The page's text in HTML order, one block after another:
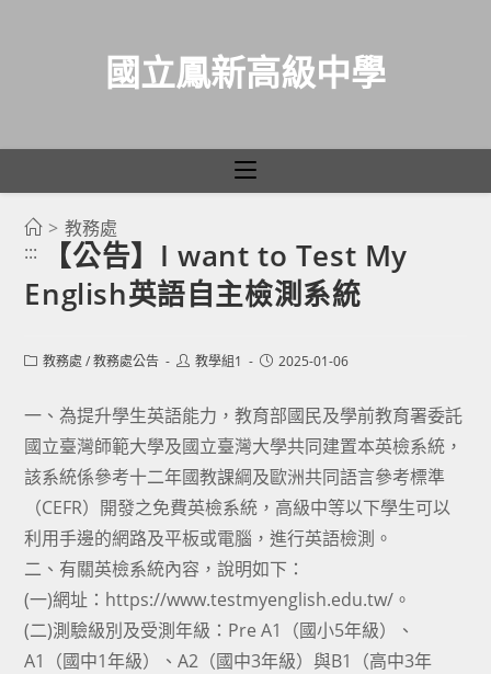
國立鳳新高級中學
> 教務處
:::
【公告】I want to Test My
English英語自主檢測系統
Post教務處 / 教務處公告
Post教學組1
Post2025-01-06
一、為提升學生英語能力，教育部國民及學前教育署委託
國立臺灣師範大學及國立臺灣大學共同建置本英檢系統，
該系統係參考十二年國教課綱及歐洲共同語言參考標準
（CEFR）開發之免費英檢系統，高級中等以下學生可以
利用手邊的網路及平板或電腦，進行英語檢測。
二、有關英檢系統內容，說明如下：
(一)網址：https://www.testmyenglish.edu.tw/。
(二)測驗級別及受測年級：Pre A1（國小5年級）、
A1（國中1年級）、A2（國中3年級）與B1（高中3年